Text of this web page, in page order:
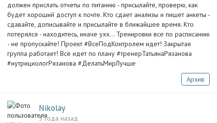
должен прислать отчеты по питанию - присылайте, проверю, как
будет хороший доступ к почте. Кто сдает анализы и пишет анкеты -
сдавайте, дописывайте и присылайте в ближайшее время. Кто
потерялся - находитесь, иначе ухх... Тренировки все по расписанию
- не пропускайте! Проект #ВсеПодКонтролем идет! Закрытая
группа работает! Всё идет по плану #тренерТатьянаРязанова
#нутрициологРязанова #ДелатьМирЛучше
Архив
Nikolay
3 года назад